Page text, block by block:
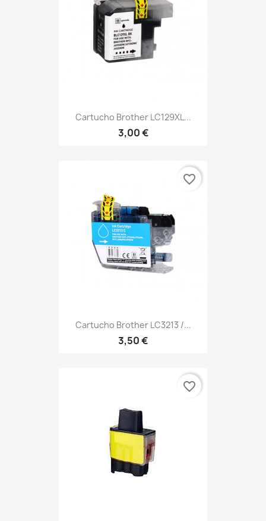
Cartucho Brother LC129XL...
3,00 €
Cartucho Brother LC3213 /...
3,50 €
favorite_border
favorite_border